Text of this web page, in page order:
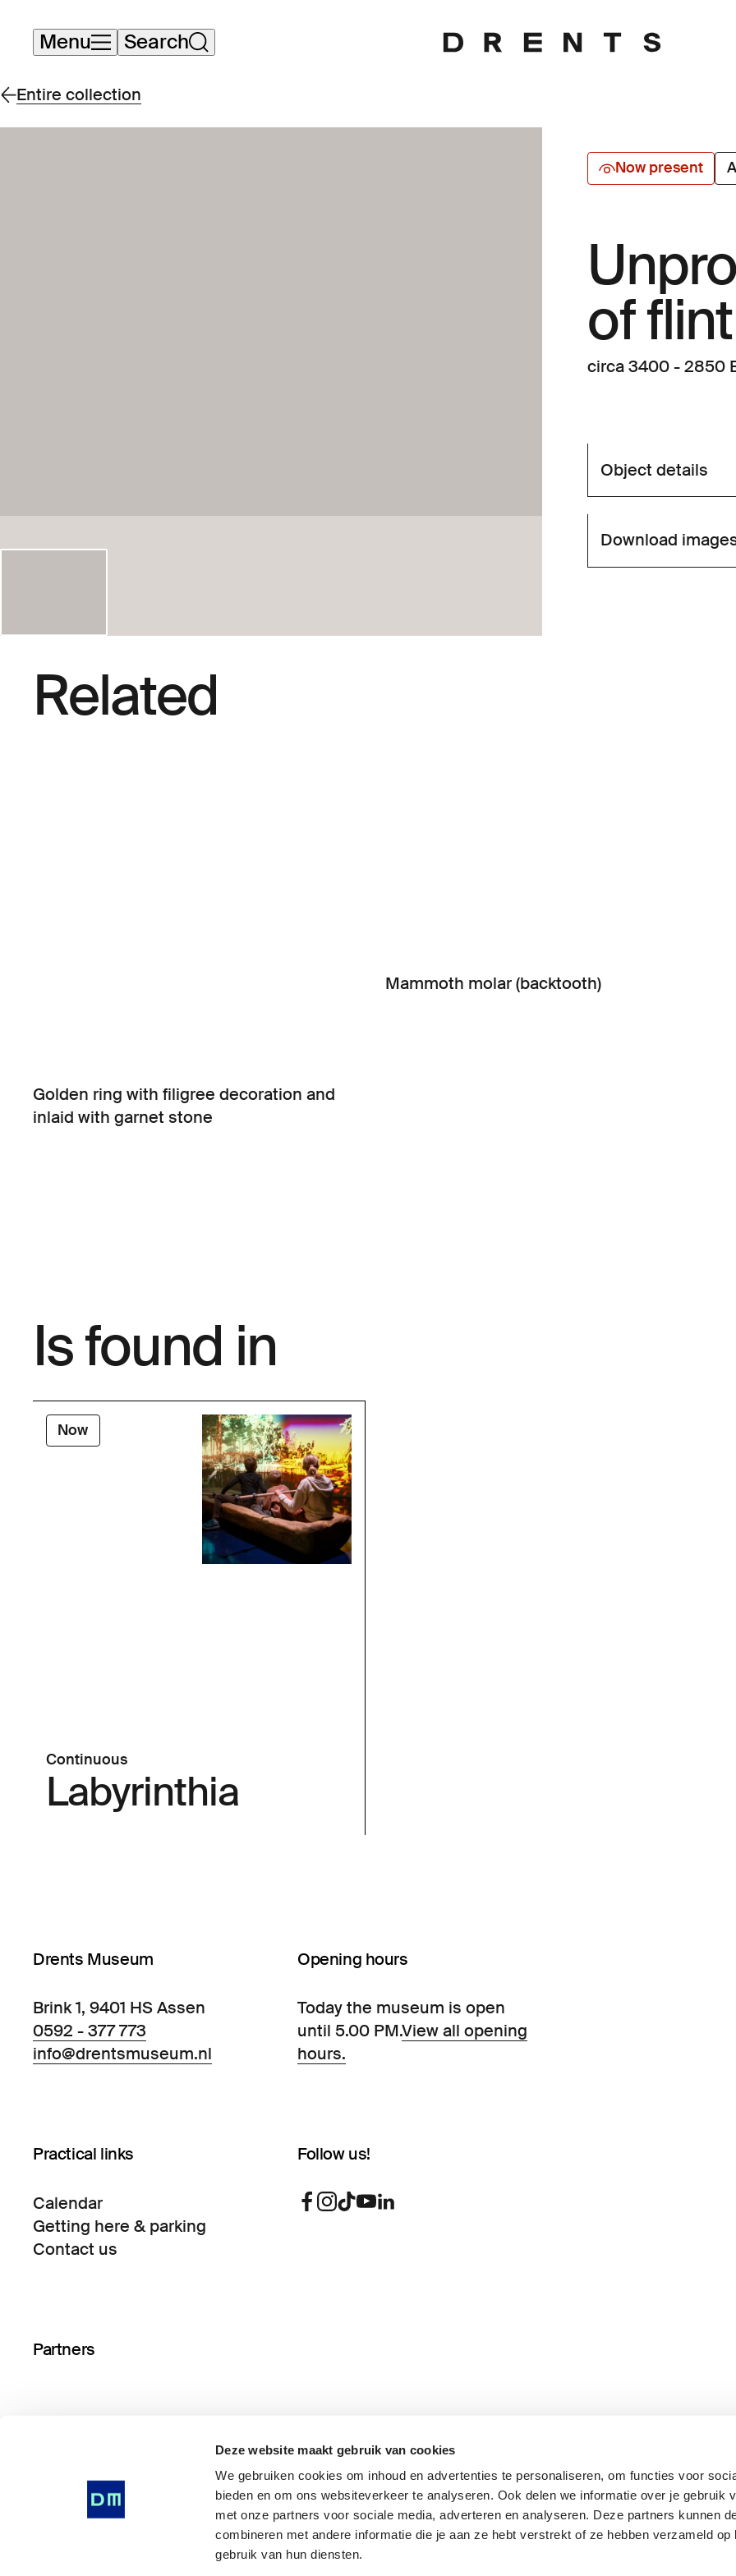
Deze website maakt gebruik van cookies
We gebruiken cookies om inhoud en advertenties te personaliseren, om functies voor
bieden en om ons websiteverkeer te analyseren. Ook delen we informatie over je gebruik
met onze partners voor sociale media, adverteren en analyseren. Deze partners kunnen
combineren met andere informatie die je aan ze hebt verstrekt of ze hebben verzameld op
gebruik van hun diensten.
Skip
navigation
Menu Search
Entire collection
Now present
of flint
circa 3400 - 2850
Object details
Download
Related
Golden ring with filigree decoration and
inlaid with garnet stone
Mammoth molar (backtooth)
Is found in
Now
Continuous
Labyrinthia
Drents Museum
Brink 1, 9401 HS Assen
0592 - 377 773
info@drentsmuseum.nl
Opening hours
Today the museum is open
until 5.00 PM.View all opening
hours.
Practical links
Calendar
Getting here & parking
Contact us
Follow us!
Partners